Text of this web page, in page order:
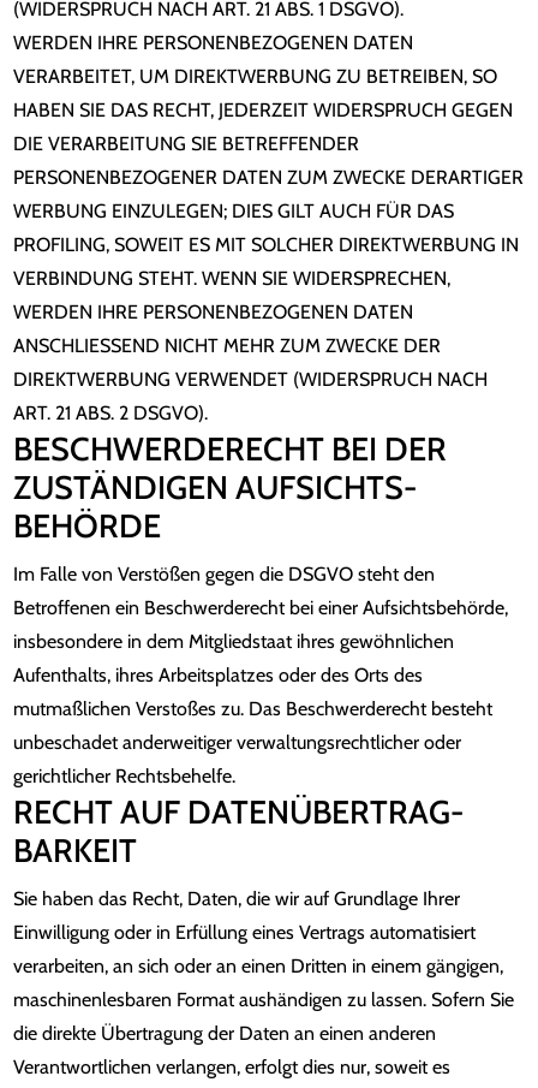
(WIDERSPRUCH NACH ART. 21 ABS. 1 DSGVO).
WERDEN IHRE PERSONENBEZOGENEN DATEN
VERARBEITET, UM DIREKTWERBUNG ZU BETREIBEN, SO
HABEN SIE DAS RECHT, JEDERZEIT WIDERSPRUCH GEGEN
DIE VERARBEITUNG SIE BETREFFENDER
PERSONENBEZOGENER DATEN ZUM ZWECKE DERARTIGER
WERBUNG EINZULEGEN; DIES GILT AUCH FÜR DAS
PROFILING, SOWEIT ES MIT SOLCHER DIREKTWERBUNG IN
VERBINDUNG STEHT. WENN SIE WIDERSPRECHEN,
WERDEN IHRE PERSONENBEZOGENEN DATEN
ANSCHLIESSEND NICHT MEHR ZUM ZWECKE DER
DIREKTWERBUNG VERWENDET (WIDERSPRUCH NACH
ART. 21 ABS. 2 DSGVO).
BESCHWERDE­RECHT BEI DER
ZUSTÄNDIGEN AUFSICHTS­
BEHÖRDE
Im Falle von Verstößen gegen die DSGVO steht den
Betroffenen ein Beschwerderecht bei einer Aufsichtsbehörde,
insbesondere in dem Mitgliedstaat ihres gewöhnlichen
Aufenthalts, ihres Arbeitsplatzes oder des Orts des
mutmaßlichen Verstoßes zu. Das Beschwerderecht besteht
unbeschadet anderweitiger verwaltungsrechtlicher oder
gerichtlicher Rechtsbehelfe.
RECHT AUF DATEN­ÜBERTRAG­
BARKEIT
Sie haben das Recht, Daten, die wir auf Grundlage Ihrer
Einwilligung oder in Erfüllung eines Vertrags automatisiert
verarbeiten, an sich oder an einen Dritten in einem gängigen,
maschinenlesbaren Format aushändigen zu lassen. Sofern Sie
die direkte Übertragung der Daten an einen anderen
Verantwortlichen verlangen, erfolgt dies nur, soweit es